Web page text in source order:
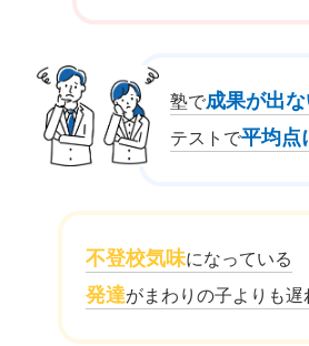
塾で成果が出
テストで平均点
不登校気味になっている
発達がまわりの子よりも遅